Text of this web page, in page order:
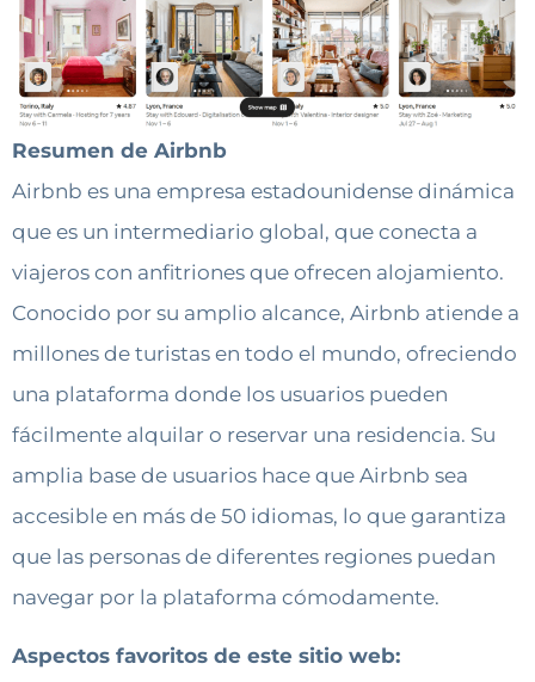
Resumen de Airbnb
Airbnb es una empresa estadounidense dinámica
que es un intermediario global, que conecta a
viajeros con anfitriones que ofrecen alojamiento.
Conocido por su amplio alcance, Airbnb atiende a
millones de turistas en todo el mundo, ofreciendo
una plataforma donde los usuarios pueden
fácilmente alquilar o reservar una residencia. Su
amplia base de usuarios hace que Airbnb sea
accesible en más de 50 idiomas, lo que garantiza
que las personas de diferentes regiones puedan
navegar por la plataforma cómodamente.
Aspectos favoritos de este sitio web: